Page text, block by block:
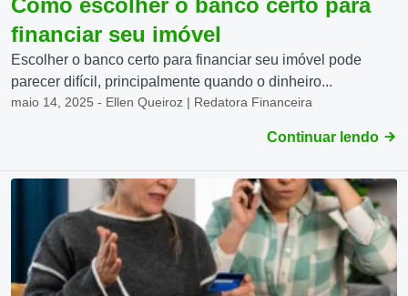
Como escolher o banco certo para
financiar seu imóvel
Escolher o banco certo para financiar seu imóvel pode
parecer difícil, principalmente quando o dinheiro...
maio 14, 2025 - Ellen Queiroz | Redatora Financeira
Continuar lendo